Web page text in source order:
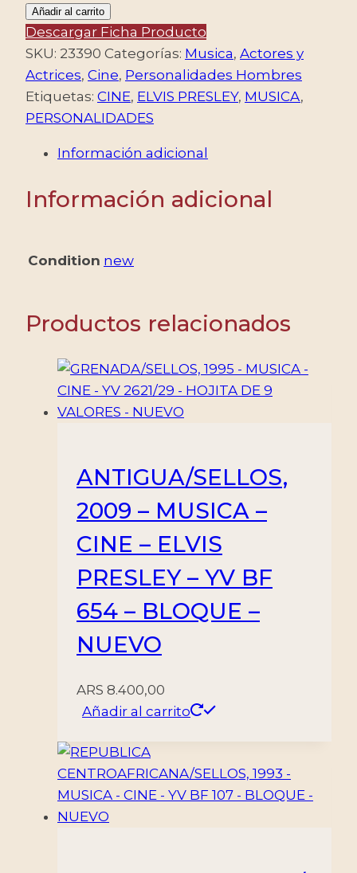
SIERRA
LEONA/SELLOS,
2010
-
MUSICA
-
PRESLEY
BF
BLOQUE
NUEVO
cantidad
Añadir al carrito
Descargar Ficha Producto
SKU: 23390 Categorías: Musica, Actores y
Actrices, Cine, Personalidades Hombres
Etiquetas: CINE, ELVIS PRESLEY, MUSICA,
PERSONALIDADES
Información adicional
Información adicional
Condition new
Productos relacionados
ANTIGUA/SELLOS,
2009 – MUSICA –
CINE – ELVIS
PRESLEY – YV BF
654 – BLOQUE –
NUEVO
ARS 8.400,00
Añadir al carrito